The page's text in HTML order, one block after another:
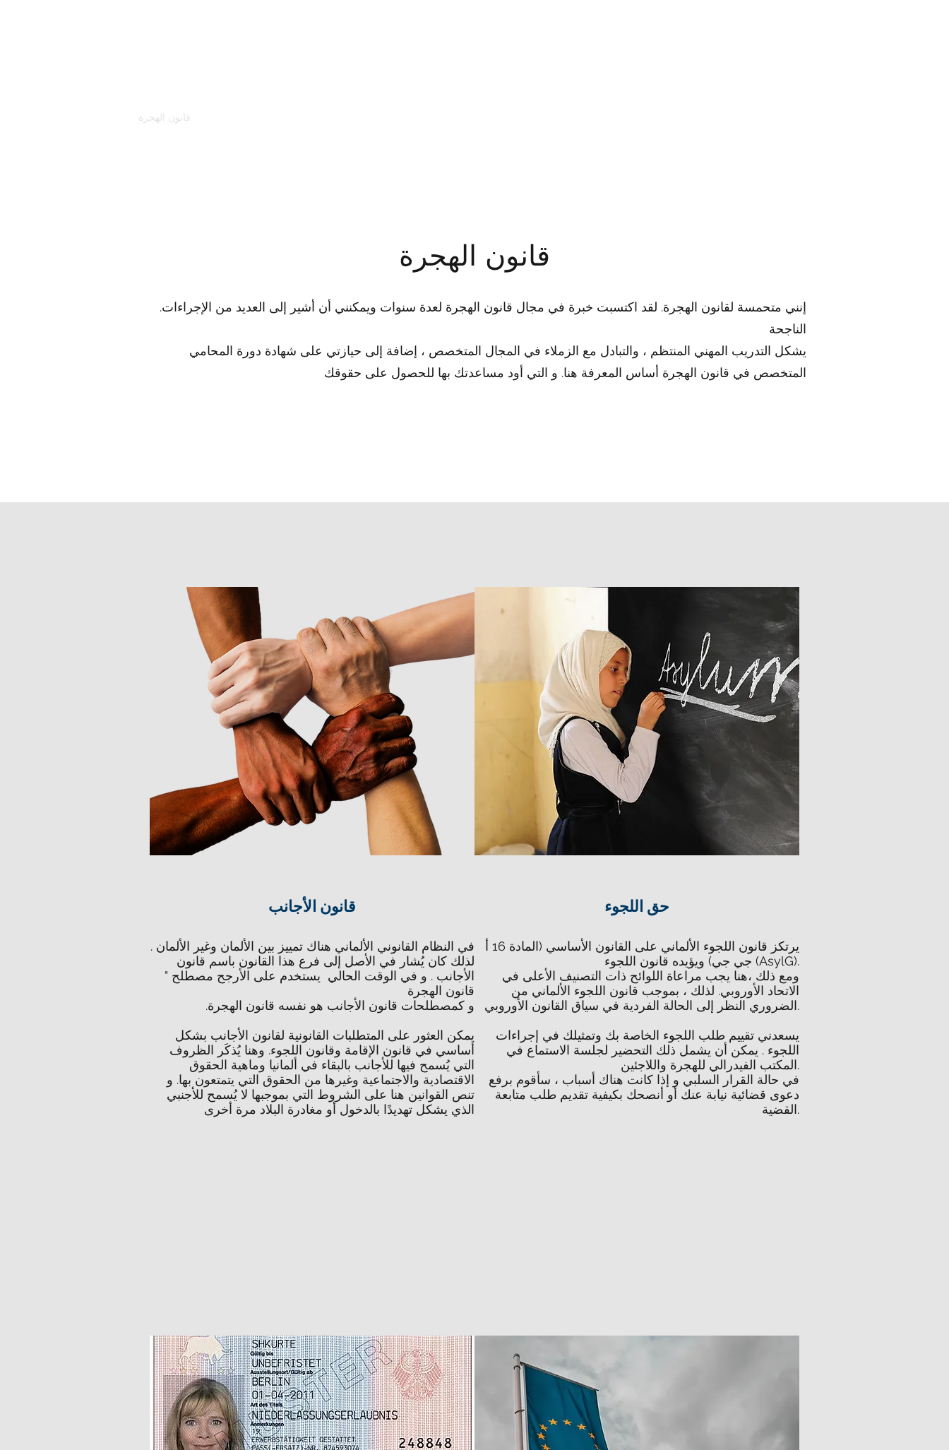
قانون الهجرة
قانون الهجرة
.إنني متحمسة لقانون الهجرة. لقد اكتسبت خبرة في مجال قانون الهجرة لعدة سنوات ويمكنني أن أشير إلى العديد من الإجراءات
الناجحة
يشكل التدريب المهني المنتظم ، والتبادل مع الزملاء في المجال المتخصص ، إضافة إلى حيازتي على شهادة دورة المحامي
المتخصص في قانون الهجرة أساس المعرفة هنا. و التي أود مساعدتك بها للحصول على حقوقك
قانون الأجانب
في النظام القانوني الألماني هناك تمييز بين الألمان وغير الألمان .
لذلك كان يُشار في الأصل إلى فرع هذا القانون باسم قانون
الأجانب . و في الوقت الحالي يستخدم على الأرجح مصطلح "
قانون الهجرة
.و كمصطلحات قانون الأجانب هو نفسه قانون الهجرة
يمكن العثور على المتطلبات القانونية لقانون الأجانب بشكل
أساسي في قانون الإقامة وقانون اللجوء. وهنا يُذكَر الظروف
التي يُسمح فيها للأجانب بالبقاء في ألمانيا وماهية الحقوق
الاقتصادية والاجتماعية وغيرها من الحقوق التي يتمتعون بها. و
تنص القوانين هنا على الشروط التي بموجبها لا يُسمح للأجنبي
الذي يشكل تهديدًا بالدخول أو مغادرة البلاد مرة أخرى
حق اللجوء
يرتكز قانون اللجوء الألماني على القانون الأساسي (المادة 16 أ
جي جي) ويؤيده قانون اللجوء (AsylG).
ومع ذلك ،هنا يجب مراعاة اللوائح ذات التصنيف الأعلى في
الاتحاد الأوروبي. لذلك ، بموجب قانون اللجوء الألماني من
الضروري النظر إلى الحالة الفردية في سياق القانون الأوروبي.
يسعدني تقييم طلب اللجوء الخاصة بك وتمثيلك في إجراءات
اللجوء . يمكن أن يشمل ذلك التحضير لجلسة الاستماع في
المكتب الفيدرالي للهجرة واللاجئين.
في حالة القرار السلبي و إذا كانت هناك أسباب ، سأقوم برفع
دعوى قضائية نيابة عنك أو أنصحك بكيفية تقديم طلب متابعة
القضية.